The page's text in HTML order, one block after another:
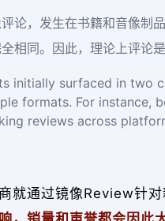
论，发生在书籍和音像制
相同。因此，理论上评论
initially surfaced in two
formats. For instance,
reviews across
就通过镜像Review针